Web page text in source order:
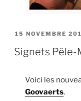
PUBLIÉ
15 NOVEMBRE
Signets Pêle-
Voici les
Goovaerts.